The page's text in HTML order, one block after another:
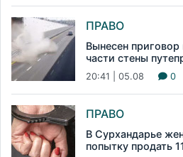
ПРАВО
Вынесен
части стены
20:41 | 05.08 0
ПРАВО
В Сурхандарье
попытку продать